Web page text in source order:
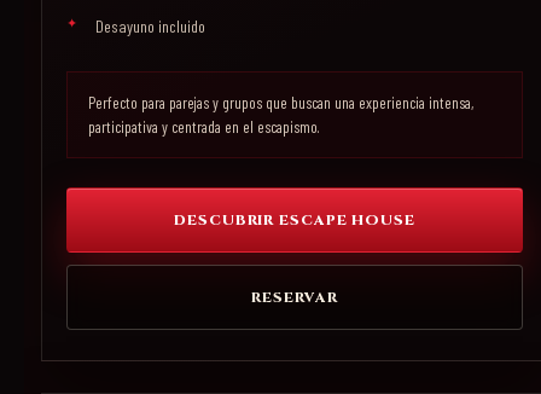
Desayuno incluido
Perfecto para parejas y grupos que buscan una experiencia intensa,
participativa y centrada en el escapismo.
DESCUBRIR ESCAPE HOUSE
RESERVAR